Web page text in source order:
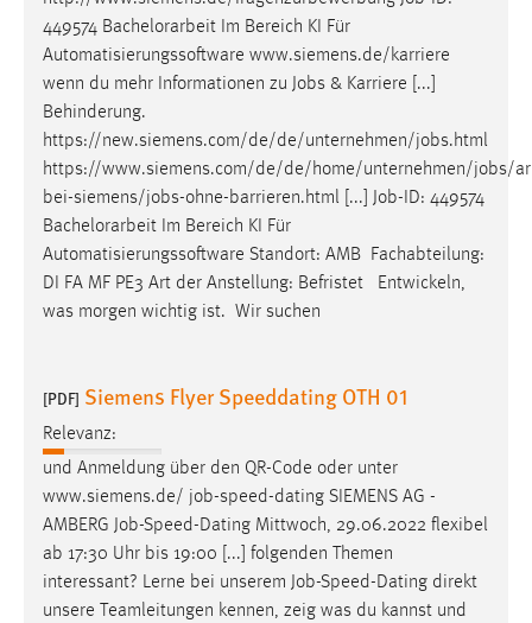
449574 Bachelorarbeit Im Bereich KI Für
Automatisierungssoftware www.siemens.de/karriere
wenn du mehr Informationen zu Jobs & Karriere [...]
Behinderung.
https://new.siemens.com/de/de/unternehmen/jobs.html
https://www.siemens.com/de/de/home/unternehmen/jobs/
bei-siemens/jobs-ohne-barrieren.html [...] Job-ID: 449574
Bachelorarbeit Im Bereich KI Für
Automatisierungssoftware Standort: AMB Fachabteilung:
DI FA MF PE3 Art der Anstellung: Befristet Entwickeln,
was morgen wichtig ist. Wir suchen
[PDF] Siemens Flyer Speeddating OTH 01
Relevanz:
und Anmeldung über den QR-Code oder unter
www.siemens.de/ job-speed-dating SIEMENS AG -
AMBERG Job-Speed-Dating Mittwoch, 29.06.2022 flexibel
ab 17:30 Uhr bis 19:00 [...] folgenden Themen
interessant? Lerne bei unserem Job-Speed-Dating direkt
unsere Teamleitungen kennen, zeig was du kannst und
YouTube
Vimeo